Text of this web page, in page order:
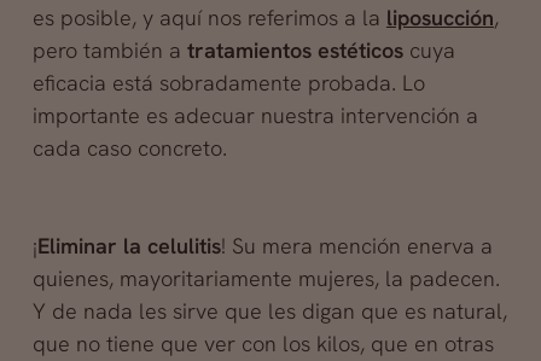
es posible, y aquí nos referimos a la liposucción,
pero también a tratamientos estéticoscuya
eficacia está sobradamente probada. Lo
importante es adecuar nuestra intervención a
cada caso concreto.
¡Eliminar la celulitis! Su mera mención enerva a
quienes, mayoritariamente mujeres, la padecen.
Y de nada les sirve que les digan que es natural,
que no tiene que ver con los kilos, que en otras